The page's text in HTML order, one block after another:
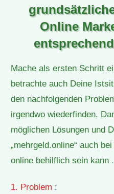
Online
Mache als ersten Schritt
betrachte auch Deine
den nachfolgenden
irgendwo wiederfinden.
möglichen Lösungen und
„mehrgeld.online“ auch
online behilflich sein kann .
1. Problem :